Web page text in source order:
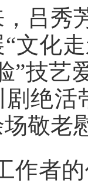
秀芳
文化
”技艺
绝活
敬老
者的